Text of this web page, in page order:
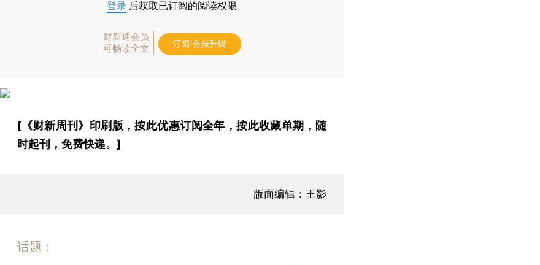
登录 后获取已订阅的阅读权限
财新通会员
可畅读全文
订阅/会员升级
[《财新周刊》印刷版，按此优惠订阅全年 ，按此收藏单期 ，随
时起刊，免费快递。]
版面编辑：王影
话题：